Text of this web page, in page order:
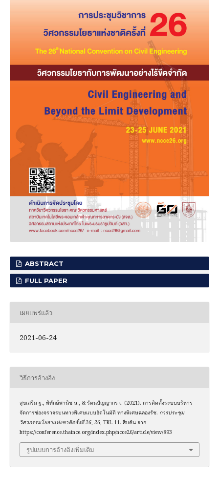
ABSTRACT
FULL PAPER
เผยแพร่แล้ว
2021-06-24
วิธีการอ้างอิง
สุขเสริม ฐ., พิทักษ์พานิช น., & รัตนปัญญากร เ. (2021). การติดตั้งระบบบริหาร
จัดการช่องจราจรบนทางพิเศษแบบอัตโนมัติ ทางพิเศษฉลองรัช. การประชุม
วิศวกรรมโยธาแห่งชาติครั้งที่ 26, 26, TRL-11. สืบค้น จาก
https://conference.thaince.org/index.php/ncce26/article/view/893
รูปแบบการอ้างอิงเพิ่มเติม